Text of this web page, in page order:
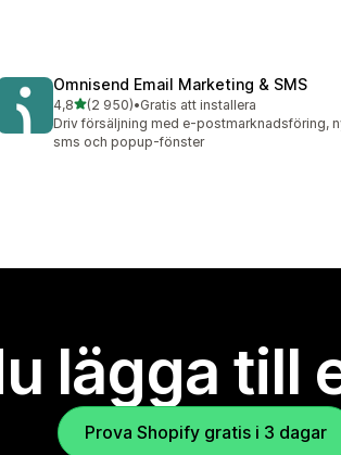
Omnisend Email Marketing & SMS
4,8av 5 stjärnor
(2 950)
2950 recensioner totalt
•Gratis att installera
Driv försäljning med e-postmarknadsföring,
sms och popup-fönster
lägga till
Prova Shopify gratis i 3 dagar